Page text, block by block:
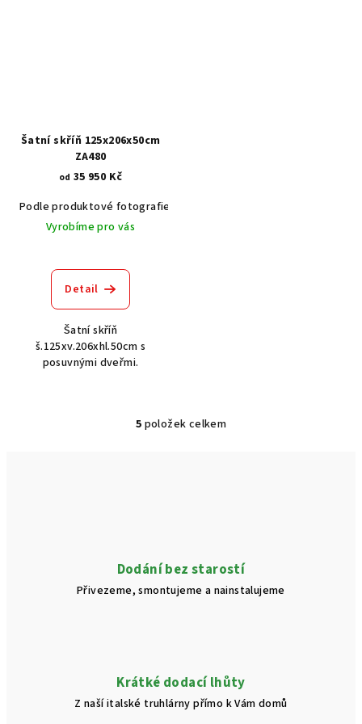
Šatní skříň 125x206x50cm
ZA480
od 35 950 Kč
Podle produktové fotografie
Vyrobíme pro vás
Detail
Šatní skříň
š.125xv.206xhl.50cm s
posuvnými dveřmi.
O
í
p
r
v
ý
p
5 položek celkem
Dodání bez starostí
Přivezeme, smontujeme a nainstalujeme
Krátké dodací lhůty
Z naší italské truhlárny přímo k Vám domů